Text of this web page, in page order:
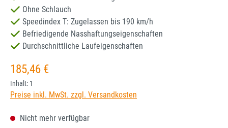
Ohne Schlauch
Speedindex T: Zugelassen bis 190 km/h
Befriedigende Nasshaftungseigenschaften
Durchschnittliche Laufeigenschaften
Regulärer Preis:
185,46 €
Inhalt: 1
Preise inkl. MwSt. zzgl. Versandkosten
Nicht mehr verfügbar